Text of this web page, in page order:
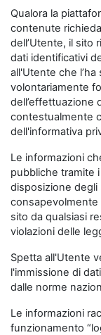
Qualora la
contenute
dell’Utente, il sito
dati identificativi
all'Utente che
volontariamente
dell’effettuazione
contestualmente
dell'informativa
Le informazioni
pubbliche tramite
disposizione
sito da qualsiasi
violazioni delle
Spetta all'Utente
l'immissione di
dalle norme
Le informazioni
funzionamento